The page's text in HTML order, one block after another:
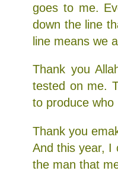
goes to me.
down the line
line means we
Thank you
tested on me.
to produce who
Thank you
And this year, I
the man that